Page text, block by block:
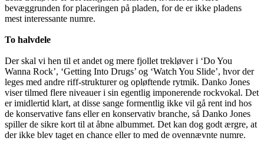
bevæggrunden for placeringen på pladen, for de er ikke pladens
mest interessante numre.
To halvdele
Der skal vi hen til et andet og mere fjollet trekløver i ‘Do You
Wanna Rock’, ‘Getting Into Drugs’ og ‘Watch You Slide’, hvor der
leges med andre riff-strukturer og opløftende rytmik. Danko Jones
viser tilmed flere niveauer i sin egentlig imponerende rockvokal. Det
er imidlertid klart, at disse sange formentlig ikke vil gå rent ind hos
de konservative fans eller en konservativ branche, så Danko Jones
spiller de sikre kort til at åbne albummet. Det kan dog godt ærgre, at
der ikke blev taget en chance eller to med de ovennævnte numre.